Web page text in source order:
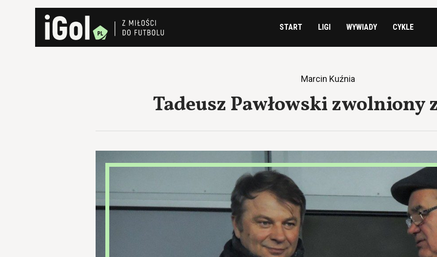
START LIGI WYWIADY CYKLE
Marcin Kuźnia
Tadeusz Pawłowski zwolniony